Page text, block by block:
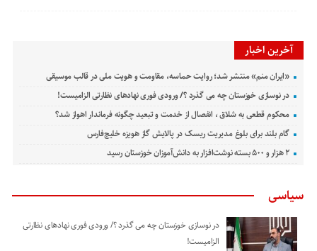
آخرین اخبار
«ایران منم» منتشر شد؛ روایت حماسه، مقاومت و هویت ملی در قالب موسیقی
در نوسازی خوزستان چه می گذرد ؟/ ورودی فوری نهادهای نظارتی الزامیست!
محکوم قطعی به شلاق ، انفصال از خدمت و تبعید چگونه فرماندار اهواز شد؟
گام بلند برای بلوغ مدیریت ریسک در پالایش گاز هویزه خلیج‌فارس
۲ هزار و ۵۰۰ بسته نوشت‌افزار به دانش‌آموزان خوزستان رسید
سیاسی
در نوسازی خوزستان چه می گذرد ؟/ ورودی فوری نهادهای نظارتی
الزامیست!